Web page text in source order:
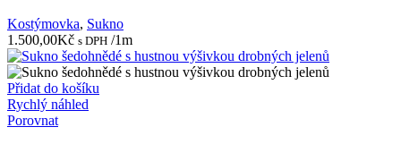
Kostýmovka, Sukno
1.500,00Kč s DPH /1m
Přidat do košíku
Rychlý náhled
Porovnat